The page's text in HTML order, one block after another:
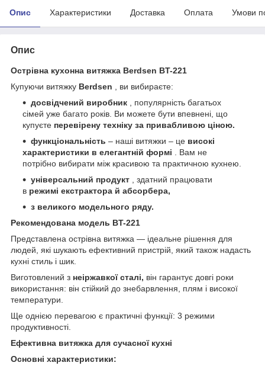
Опис Характеристики Доставка Оплата Умови
Опис
Острівна кухонна витяжка Berdsen BT-221
Купуючи витяжку Berdsen , ви вибираєте:
досвідчений виробник , популярність багатьох
сімей уже багато років. Ви можете бути впевнені, що
купуєте перевірену техніку за привабливою ціною.
функціональність – наші витяжки – це високі
характеристики в елегантній формі . Вам не
потрібно вибирати між красивою та практичною кухнею.
універсальний продукт , здатний працювати
в режимі екстрактора й абсорбера,
з великого модельного ряду.
Рекомендована модель BT-221
Представлена острівна витяжка — ідеальне рішення для
людей, які шукають ефективний пристрій, який також надасть
кухні стиль і шик.
Виготовлений з неіржавкої сталі, він гарантує довгі роки
використання: він стійкий до знебарвлення, плям і високої
температури.
Ще однією перевагою є практичні функції: 3 режими
продуктивності.
Ефективна витяжка для сучасної кухні
Основні характеристики: